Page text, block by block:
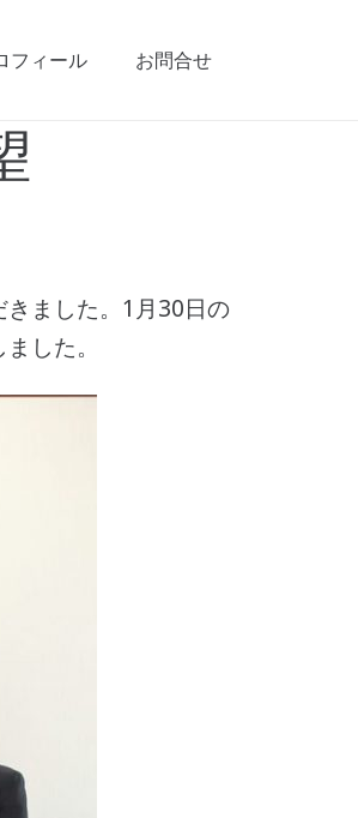
フィール お問合せ
ました。1月30日の
した。